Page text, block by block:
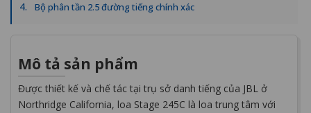
Bộ phân tần 2.5 đường tiếng chính xác
Mô tả sản phẩm
Được thiết kế và chế tác tại trụ sở danh tiếng của JBL ở
Northridge California, loa Stage 245C là loa trung tâm với